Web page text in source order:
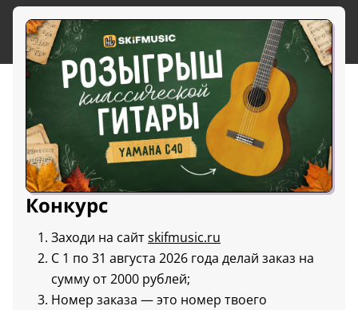
Конкурс
Заходи на сайтskifmusic.ru
С 1 по 31 августа 2026 года делай заказ на
сумму от 2000 рублей;
Номер заказа — это номер твоего